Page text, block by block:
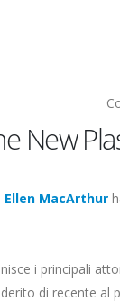
New
Ellen MacArthur
i principali
di recente al